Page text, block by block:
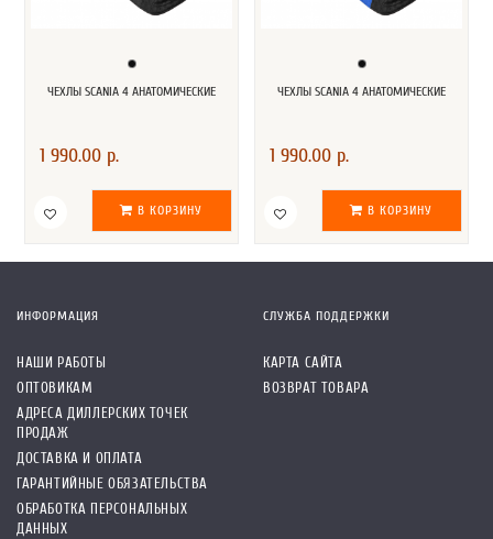
ЧЕХЛЫ SCANIA 4 АНАТОМИЧЕСКИЕ
1 990.00 р.
В КОРЗИНУ
ЧЕХЛЫ SCANIA 4 АНАТОМИЧЕСКИЕ
1 990.00 р.
В КОРЗИНУ
ИНФОРМАЦИЯ
НАШИ РАБОТЫ
ОПТОВИКАМ
АДРЕСА ДИЛЛЕРСКИХ ТОЧЕК
ПРОДАЖ
ДОСТАВКА И ОПЛАТА
ГАРАНТИЙНЫЕ ОБЯЗАТЕЛЬСТВА
ОБРАБОТКА ПЕРСОНАЛЬНЫХ
ДАННЫХ
СЛУЖБА ПОДДЕРЖКИ
КАРТА САЙТА
ВОЗВРАТ ТОВАРА